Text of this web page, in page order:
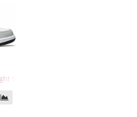
Smoke Grey